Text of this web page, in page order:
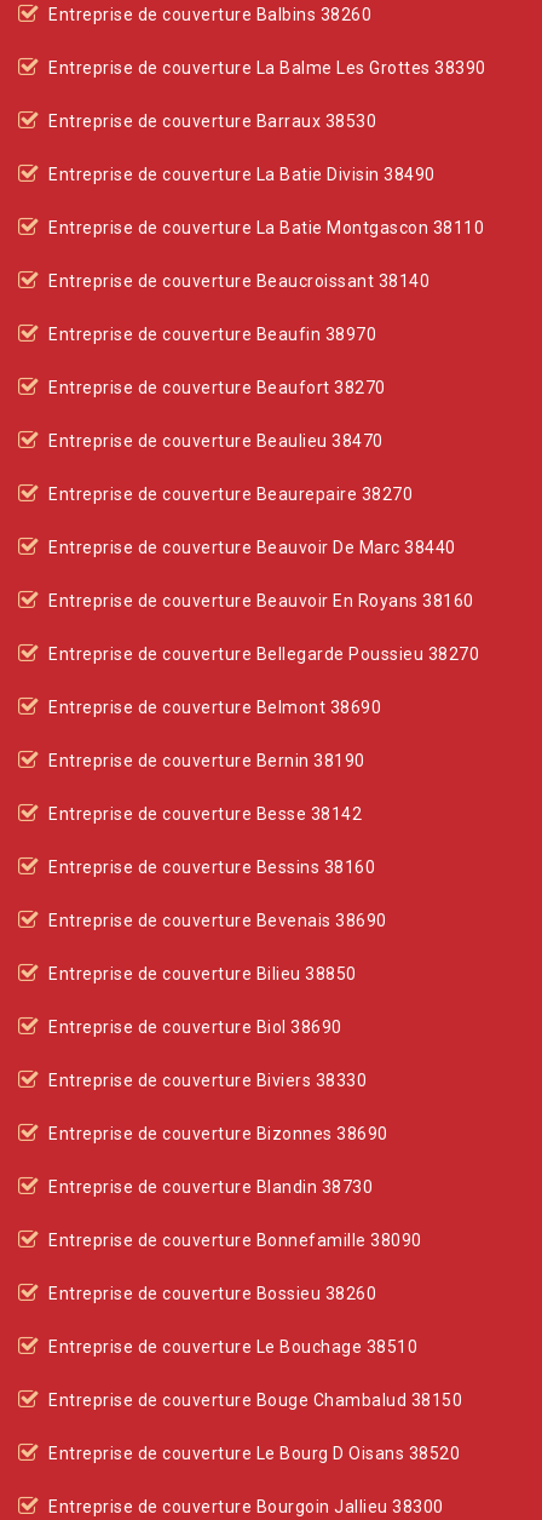
Entreprise de couverture Balbins 38260
Entreprise de couverture La Balme Les Grottes 38390
Entreprise de couverture Barraux 38530
Entreprise de couverture La Batie Divisin 38490
Entreprise de couverture La Batie Montgascon 38110
Entreprise de couverture Beaucroissant 38140
Entreprise de couverture Beaufin 38970
Entreprise de couverture Beaufort 38270
Entreprise de couverture Beaulieu 38470
Entreprise de couverture Beaurepaire 38270
Entreprise de couverture Beauvoir De Marc 38440
Entreprise de couverture Beauvoir En Royans 38160
Entreprise de couverture Bellegarde Poussieu 38270
Entreprise de couverture Belmont 38690
Entreprise de couverture Bernin 38190
Entreprise de couverture Besse 38142
Entreprise de couverture Bessins 38160
Entreprise de couverture Bevenais 38690
Entreprise de couverture Bilieu 38850
Entreprise de couverture Biol 38690
Entreprise de couverture Biviers 38330
Entreprise de couverture Bizonnes 38690
Entreprise de couverture Blandin 38730
Entreprise de couverture Bonnefamille 38090
Entreprise de couverture Bossieu 38260
Entreprise de couverture Le Bouchage 38510
Entreprise de couverture Bouge Chambalud 38150
Entreprise de couverture Le Bourg D Oisans 38520
Entreprise de couverture Bourgoin Jallieu 38300